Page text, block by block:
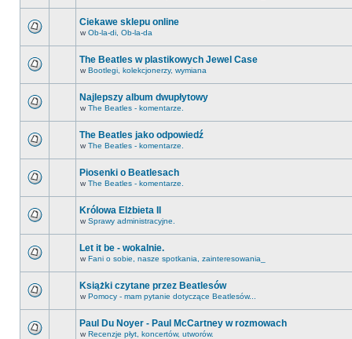
Ciekawe sklepu online
w Ob-la-di, Ob-la-da
The Beatles w plastikowych Jewel Case
w Bootlegi, kolekcjonerzy, wymiana
Najlepszy album dwupłytowy
w The Beatles - komentarze.
The Beatles jako odpowiedź
w The Beatles - komentarze.
Piosenki o Beatlesach
w The Beatles - komentarze.
Królowa Elżbieta II
w Sprawy administracyjne.
Let it be - wokalnie.
w Fani o sobie, nasze spotkania, zainteresowania_
Książki czytane przez Beatlesów
w Pomocy - mam pytanie dotyczące Beatlesów...
Paul Du Noyer - Paul McCartney w rozmowach
w Recenzje płyt, koncertów, utworów.